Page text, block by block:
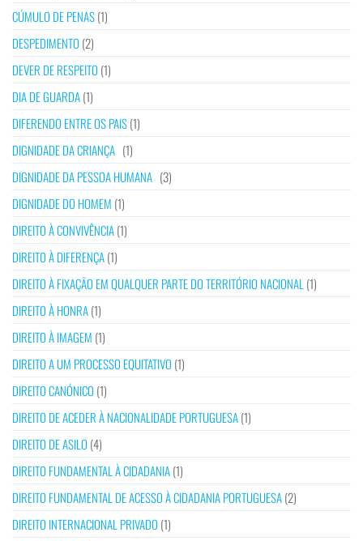
CÚMULO DE PENAS(1)
DESPEDIMENTO (2)
DEVER DE RESPEITO (1)
DIA DE GUARDA(1)
DIFERENDO ENTRE OS PAIS(1)
DIGNIDADE DA CRIANÇA (1)
DIGNIDADE DA PESSOA HUMANA (3)
DIGNIDADE DO HOMEM (1)
DIREITO À CONVIVÊNCIA(1)
DIREITO À DIFERENÇA(1)
DIREITO À FIXAÇÃO EM QUALQUER PARTE DO TERRITÓRIO NACIONAL (1)
DIREITO À HONRA(1)
DIREITO À IMAGEM (1)
DIREITO A UM PROCESSO EQUITATIVO (1)
DIREITO CANÓNICO (1)
DIREITO DE ACEDER À NACIONALIDADE PORTUGUESA(1)
DIREITO DE ASILO (4)
DIREITO FUNDAMENTAL À CIDADANIA(1)
DIREITO FUNDAMENTAL DE ACESSO À CIDADANIA PORTUGUESA(2)
DIREITO INTERNACIONAL PRIVADO (1)